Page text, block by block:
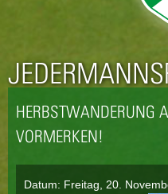
HERBSTWANDERUNG
VORMERKEN!
Datum: Freitag, 20.